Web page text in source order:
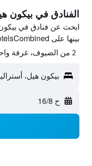
الفنادق في بيكون
ابحث عن فنادق في
بينها على HotelsCombined ووفّر.
2 من الضيوف، غرفة واحدة
بيكون هيل،
ح 16/8